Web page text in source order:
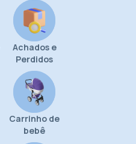
Achados e
Perdidos
Carrinho de
bebê